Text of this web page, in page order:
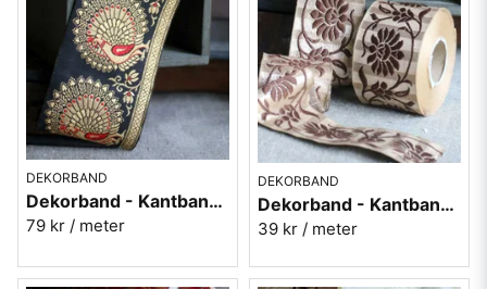
DEKORBAND
Dekorband - Kantband i textil Nr 67
79 kr / meter
DEKORBAND
Dekorband - Kantband i textil Nr 62
39 kr / meter